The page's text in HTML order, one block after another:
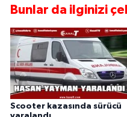
Bunlar da ilginizi
Scooter kazasında sürücü